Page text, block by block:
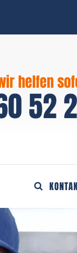
helfen
52